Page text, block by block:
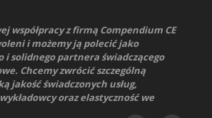
współpracy z firmą Compendium CE
i możemy ją polecić jako
i solidnego partnera świadczącego
Chcemy zwrócić szczególną
jakość świadczonych usług,
oraz elastyczność we